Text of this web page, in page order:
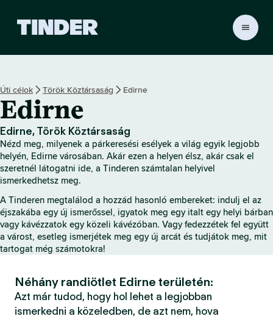
r
z
d
ő
o
a
l
Úti célok Török Köztársaság Edirne
Edirne
Edirne, Török Köztársaság
Nézd meg, milyenek a párkeresési esélyek a világ egyik legjobb
helyén, Edirne városában. Akár ezen a helyen élsz, akár csak el
szeretnél látogatni ide, a Tinderen számtalan helyivel
ismerkedhetsz meg.
A Tinderen megtalálod a hozzád hasonló embereket: indulj el az
éjszakába egy új ismerőssel, igyatok meg egy italt egy helyi bárban
vagy kávézzatok egy közeli kávézóban. Vagy fedezzétek fel együtt
a várost, esetleg ismerjétek meg egy új arcát és tudjátok meg, mit
tartogat még számotokra!
Néhány randiötlet Edirne területén:
Azt már tudod, hogy hol lehet a legjobban
ismerkedni a közeledben, de azt nem, hova